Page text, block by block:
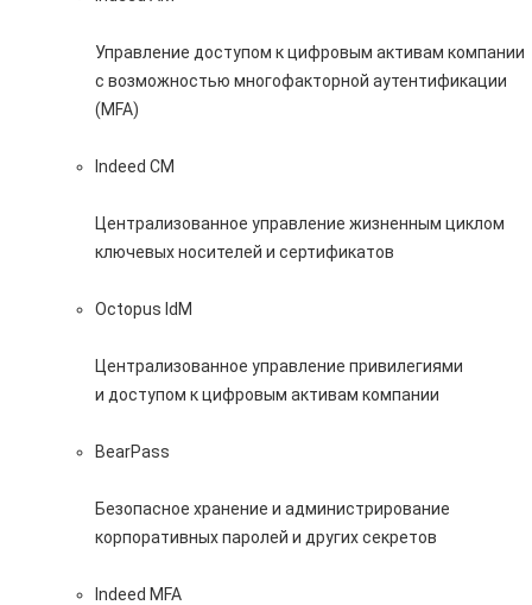
Управление доступом к цифровым активам компании
с возможностью многофакторной аутентификации
(MFA)
Indeed CM
Централизованное управление жизненным циклом
ключевых носителей и сертификатов
Octopus IdM
Централизованное управление привилегиями
и доступом к цифровым активам компании
BearPass
Безопасное хранение и администрирование
корпоративных паролей и других секретов
Indeed MFA